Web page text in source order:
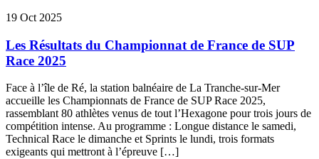
19 Oct 2025
Les Résultats du Championnat de France de SUP
Race 2025
Face à l’île de Ré, la station balnéaire de La Tranche-sur-Mer
accueille les Championnats de France de SUP Race 2025,
rassemblant 80 athlètes venus de tout l’Hexagone pour trois jours de
compétition intense. Au programme : Longue distance le samedi,
Technical Race le dimanche et Sprints le lundi, trois formats
exigeants qui mettront à l’épreuve […]